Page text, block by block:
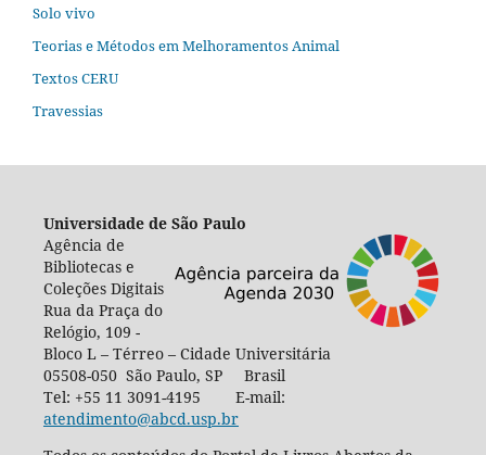
Solo vivo
Teorias e Métodos em Melhoramentos Animal
Textos CERU
Travessias
Universidade de São Paulo
Agência de
Bibliotecas e
Coleções Digitais
Rua da Praça do
Relógio, 109 -
Bloco L – Térreo – Cidade Universitária
05508-050 São Paulo, SP Brasil
Tel: +55 11 3091-4195 E-mail:
atendimento@abcd.usp.br